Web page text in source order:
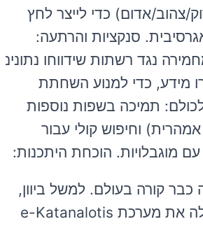
צהוב/אדום) כדי לייצר לחץ
סנקציות והרתעה:
נגד רשתות שידווחו נתונים
מידע, כדי למנוע השחתת
תמיכה בשפות נוספות
וחיפוש קולי עבור
מוגבלויות. הוכחת היתכנות:
כבר קורה בעולם. למשל ביוון,
הממשלה מפעילה את מערכת e-Katanalotis